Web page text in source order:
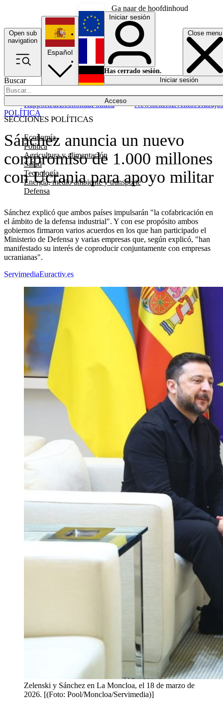
Ga naar de hoofdinhoud
Open sub
navigation
Close menu
Buscar
Acceso
SECCIONES POLÍTICAS
Economía
Política
Agricultura y alimentación
Salud
Tecnología
Energía, medio ambiente y transporte
Defensa
RapporteurEconomíaPolítica NewslettersEventosTrabajos
Español
English
Français
Iniciar sesión
Has cerrado sesión.
Iniciar sesión
Sánchez anuncia un nuevo
compromiso de 1.000 millones
con Ucrania para apoyo militar
Sánchez explicó que ambos países impulsarán "la cofabricación en
el ámbito de la defensa industrial". Y con ese propósito ambos
gobiernos firmaron varios acuerdos en los que han participado el
Ministerio de Defensa y varias empresas que, según explicó, "han
manifestado su interés de coproducir conjuntamente con empresas
ucranianas".
POLÍTICA
ServimediaEuractiv.es
Zelenski y Sánchez en La Moncloa, el 18 de marzo de
2026. [(Foto: Pool/Moncloa/Servimedia)]